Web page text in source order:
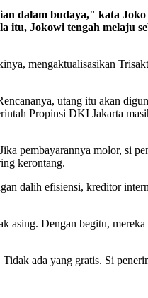
dalam budaya," kata
itu, Jokowi tengah melaju
mengaktualisasikan
utang itu akan
Propinsi DKI Jakarta
pembayarannya molor, si
kerontang.
dalih efisiensi, kreditor
asing. Dengan begitu,
ada yang gratis. Si